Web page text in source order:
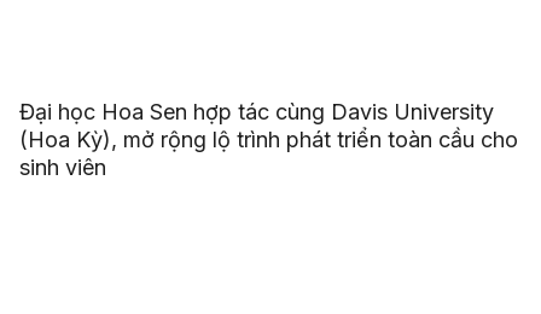
Đại học Hoa Sen hợp tác cùng Davis University
(Hoa Kỳ), mở rộng lộ trình phát triển toàn cầu cho
sinh viên